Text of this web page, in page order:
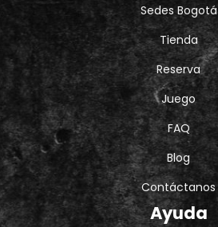
Sedes Bogotá
Tienda
Reserva
Juego
FAQ
Blog
Contáctanos
Ayuda